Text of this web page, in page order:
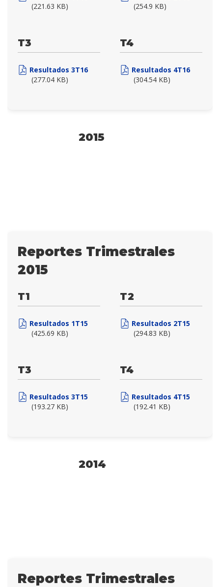
(221.63 KB)
(254.9 KB)
T3
Resultados 3T16
(277.04 KB)
T4
Resultados 4T16
(304.54 KB)
2015
Reportes Trimestrales
2015
T1
Resultados 1T15
(425.69 KB)
T2
Resultados 2T15
(294.83 KB)
T3
Resultados 3T15
(193.27 KB)
T4
Resultados 4T15
(192.41 KB)
2014
Reportes Trimestrales